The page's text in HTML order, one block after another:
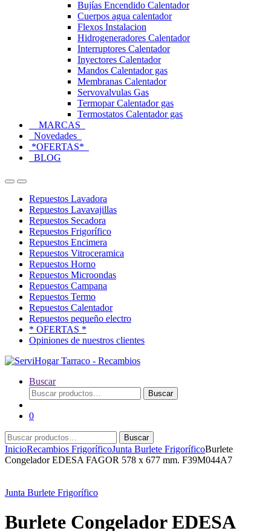
Bujías Encendido Calentador
Cuerpos agua calentador
Flexos Instalacion
Hidrogeneradores Calentador
Interruptores Calentador
Inyectores Calentador
Mandos Calentador gas
Membranas Calentador
Servovalvulas Gas
Termopar Calentador gas
Termostatos Calentador gas
MARCAS
Novedades
*OFERTAS*
BLOG
OpenClose
Repuestos Lavadora
Repuestos Lavavajillas
Repuestos Secadora
Repuestos Frigorífico
Repuestos Encimera
Repuestos Vitroceramica
Repuestos Horno
Repuestos Microondas
Repuestos Campana
Repuestos Termo
Repuestos Calentador
Repuestos pequeño electro
* OFERTAS *
Opiniones de nuestros clientes
Buscar
Buscar
por:
Buscar
0
Buscar
por:
Buscar
InicioRecambios FrigoríficoJunta Burlete FrigoríficoBurlete
Congelador EDESA FAGOR 578 x 677 mm. F39M044A7
Junta Burlete Frigorífico
Burlete Congelador EDESA